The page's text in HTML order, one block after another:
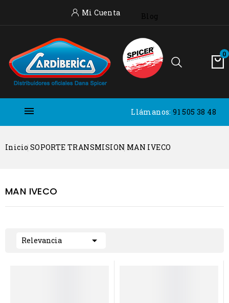
Mi Cuenta Blog
0
 Llámanos:91 505 38 48
Inicio SOPORTE TRANSMISION MAN IVECO
MAN IVECO
Relevancia 